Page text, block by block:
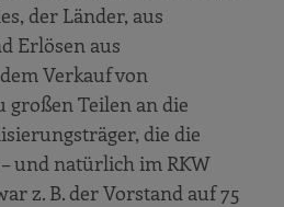
der Länder, aus
Erlösen aus
Verkauf von
großen Teilen an die
die die
und natürlich im RKW
z. B. der Vorstand auf 75